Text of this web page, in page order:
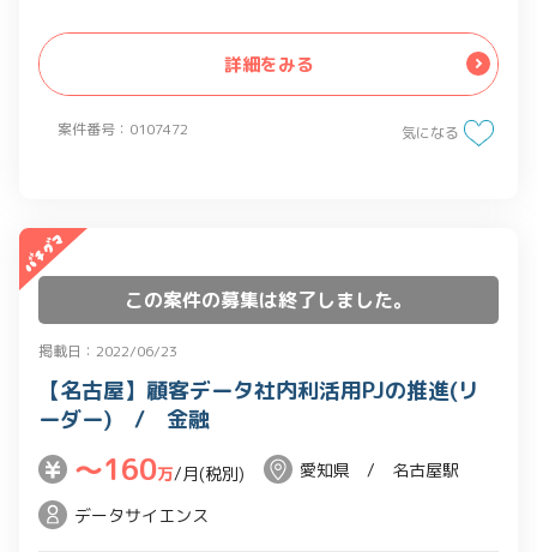
案件番号：0107472
詳細をみる
気になる
この案件の募集は終了しました。
掲載日：2022/06/23
【名古屋】顧客データ社内利活用PJの推進(リ
ーダー) / 金融
〜160万/月(税別)
愛知県 / 名古屋駅
データサイエンス